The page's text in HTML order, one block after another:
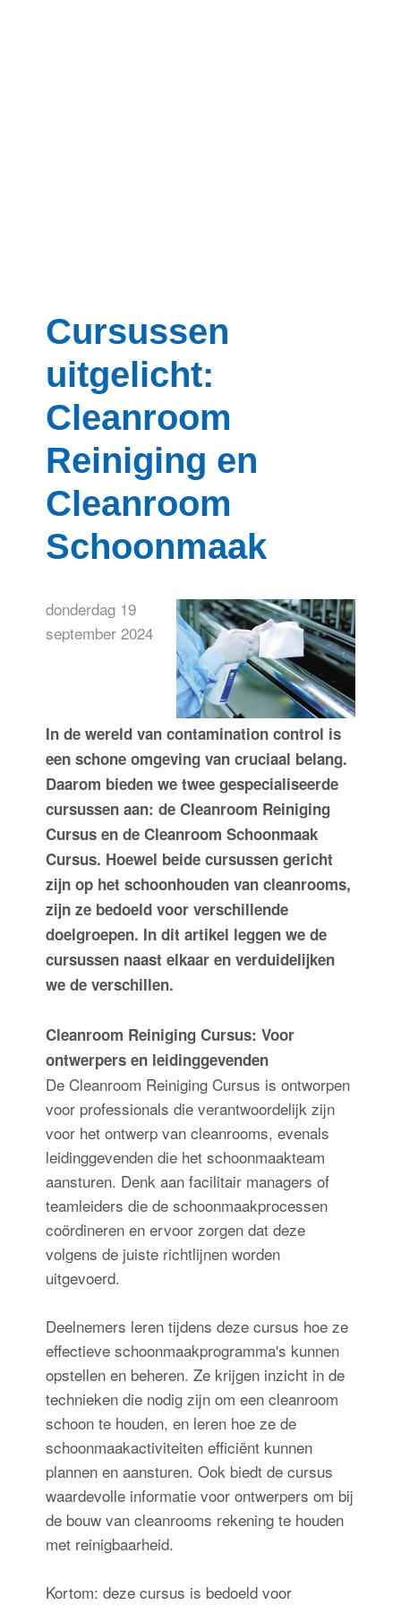
Cursussen
uitgelicht:
Cleanroom
Reiniging en
Cleanroom
Schoonmaak
donderdag 19
september 2024
In de wereld van contamination control is
een schone omgeving van cruciaal belang.
Daarom bieden we twee gespecialiseerde
cursussen aan: de Cleanroom Reiniging
Cursus en de Cleanroom Schoonmaak
Cursus. Hoewel beide cursussen gericht
zijn op het schoonhouden van cleanrooms,
zijn ze bedoeld voor verschillende
doelgroepen. In dit artikel leggen we de
cursussen naast elkaar en verduidelijken
we de verschillen.
Cleanroom Reiniging Cursus: Voor
ontwerpers en leidinggevenden
De Cleanroom Reiniging Cursus is ontworpen
voor professionals die verantwoordelijk zijn
voor het ontwerp van cleanrooms, evenals
leidinggevenden die het schoonmaakteam
aansturen. Denk aan facilitair managers of
teamleiders die de schoonmaakprocessen
coördineren en ervoor zorgen dat deze
volgens de juiste richtlijnen worden
uitgevoerd.
Deelnemers leren tijdens deze cursus hoe ze
effectieve schoonmaakprogramma's kunnen
opstellen en beheren. Ze krijgen inzicht in de
technieken die nodig zijn om een cleanroom
schoon te houden, en leren hoe ze de
schoonmaakactiviteiten efficiënt kunnen
plannen en aansturen. Ook biedt de cursus
waardevolle informatie voor ontwerpers om bij
de bouw van cleanrooms rekening te houden
met reinigbaarheid.
Kortom: deze cursus is bedoeld voor